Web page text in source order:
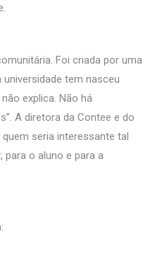
Foi criada por uma
universidade tem nasceu
explica. Não há
A diretora da Contee e do
seria interessante tal
para o aluno e para a